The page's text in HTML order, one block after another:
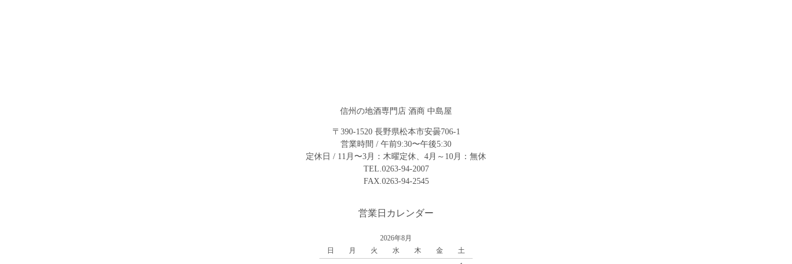
信州の地酒専門店 酒商 中島屋
〒390-1520 長野県松本市安曇706-1
営業時間 / 午前9:30〜午後5:30
定休日 / 11月〜3月：木曜定休、4月～10月：無休
TEL.0263-94-2007
FAX.0263-94-2545
営業日カレンダー
2026年8月
日
月 火 水 木 金
土